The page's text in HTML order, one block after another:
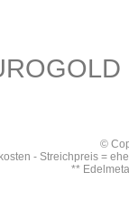
©
- Streichpreis =
**